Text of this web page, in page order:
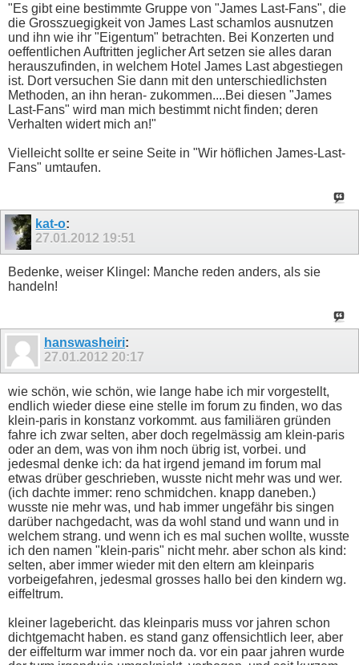
"Es gibt eine bestimmte Gruppe von "James Last-Fans", die
die Grosszuegigkeit von James Last schamlos ausnutzen
und ihn wie ihr "Eigentum" betrachten. Bei Konzerten und
oeffentlichen Auftritten jeglicher Art setzen sie alles daran
herauszufinden, in welchem Hotel James Last abgestiegen
ist. Dort versuchen Sie dann mit den unterschiedlichsten
Methoden, an ihn heran- zukommen....Bei diesen "James
Last-Fans" wird man mich bestimmt nicht finden; deren
Verhalten widert mich an!"
Vielleicht sollte er seine Seite in "Wir höflichen James-Last-
Fans" umtaufen.
kat-o:
27.01.2012 19:51
Bedenke, weiser Klingel: Manche reden anders, als sie
handeln!
hanswasheiri:
27.01.2012 20:17
wie schön, wie schön, wie lange habe ich mir vorgestellt,
endlich wieder diese eine stelle im forum zu finden, wo das
klein-paris in konstanz vorkommt. aus familiären gründen
fahre ich zwar selten, aber doch regelmässig am klein-paris
oder an dem, was von ihm noch übrig ist, vorbei. und
jedesmal denke ich: da hat irgend jemand im forum mal
etwas drüber geschrieben, wusste nicht mehr was und wer.
(ich dachte immer: reno schmidchen. knapp daneben.)
wusste nie mehr was, und hab immer ungefähr bis singen
darüber nachgedacht, was da wohl stand und wann und in
welchem strang. und wenn ich es mal suchen wollte, wusste
ich den namen "klein-paris" nicht mehr. aber schon als kind:
selten, aber immer wieder mit den eltern am kleinparis
vorbeigefahren, jedesmal grosses hallo bei den kindern wg.
eiffeltrum.
kleiner lagebericht. das kleinparis muss vor jahren schon
dichtgemacht haben. es stand ganz offensichtlich leer, aber
der eiffelturm war immer noch da. vor ein paar jahren wurde